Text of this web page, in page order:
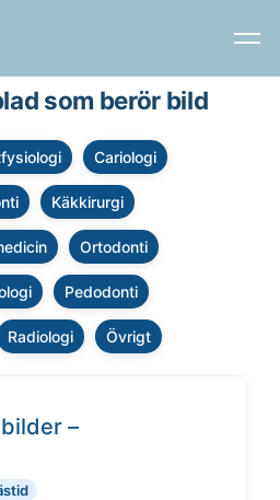
som berör bild
Cariologi
Käkkirurgi
Ortodonti
Pedodonti
Radiologi Övrigt
–